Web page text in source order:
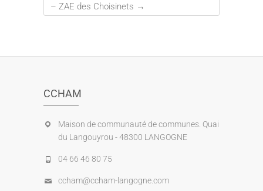
– ZAE des Choisinets →
CCHAM
Maison de communauté de communes. Quai
du Langouyrou - 48300 LANGOGNE
04 66 46 80 75
ccham@ccham-langogne.com